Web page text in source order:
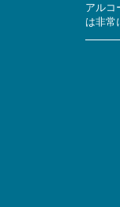
アルコ
は非常